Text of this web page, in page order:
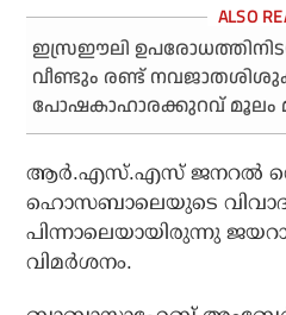
ഇസ്രഈലി
വീണ്ടും രണ്ട്
പോഷകാഹാരക്കുറവ് മൂലം
ആര്‍.എസ്.എസ് ജനറല്‍
ഹൊസബാലെയുടെ വിവാദ
പിന്നാലെയായിരുന്നു
വിമര്‍ശനം.